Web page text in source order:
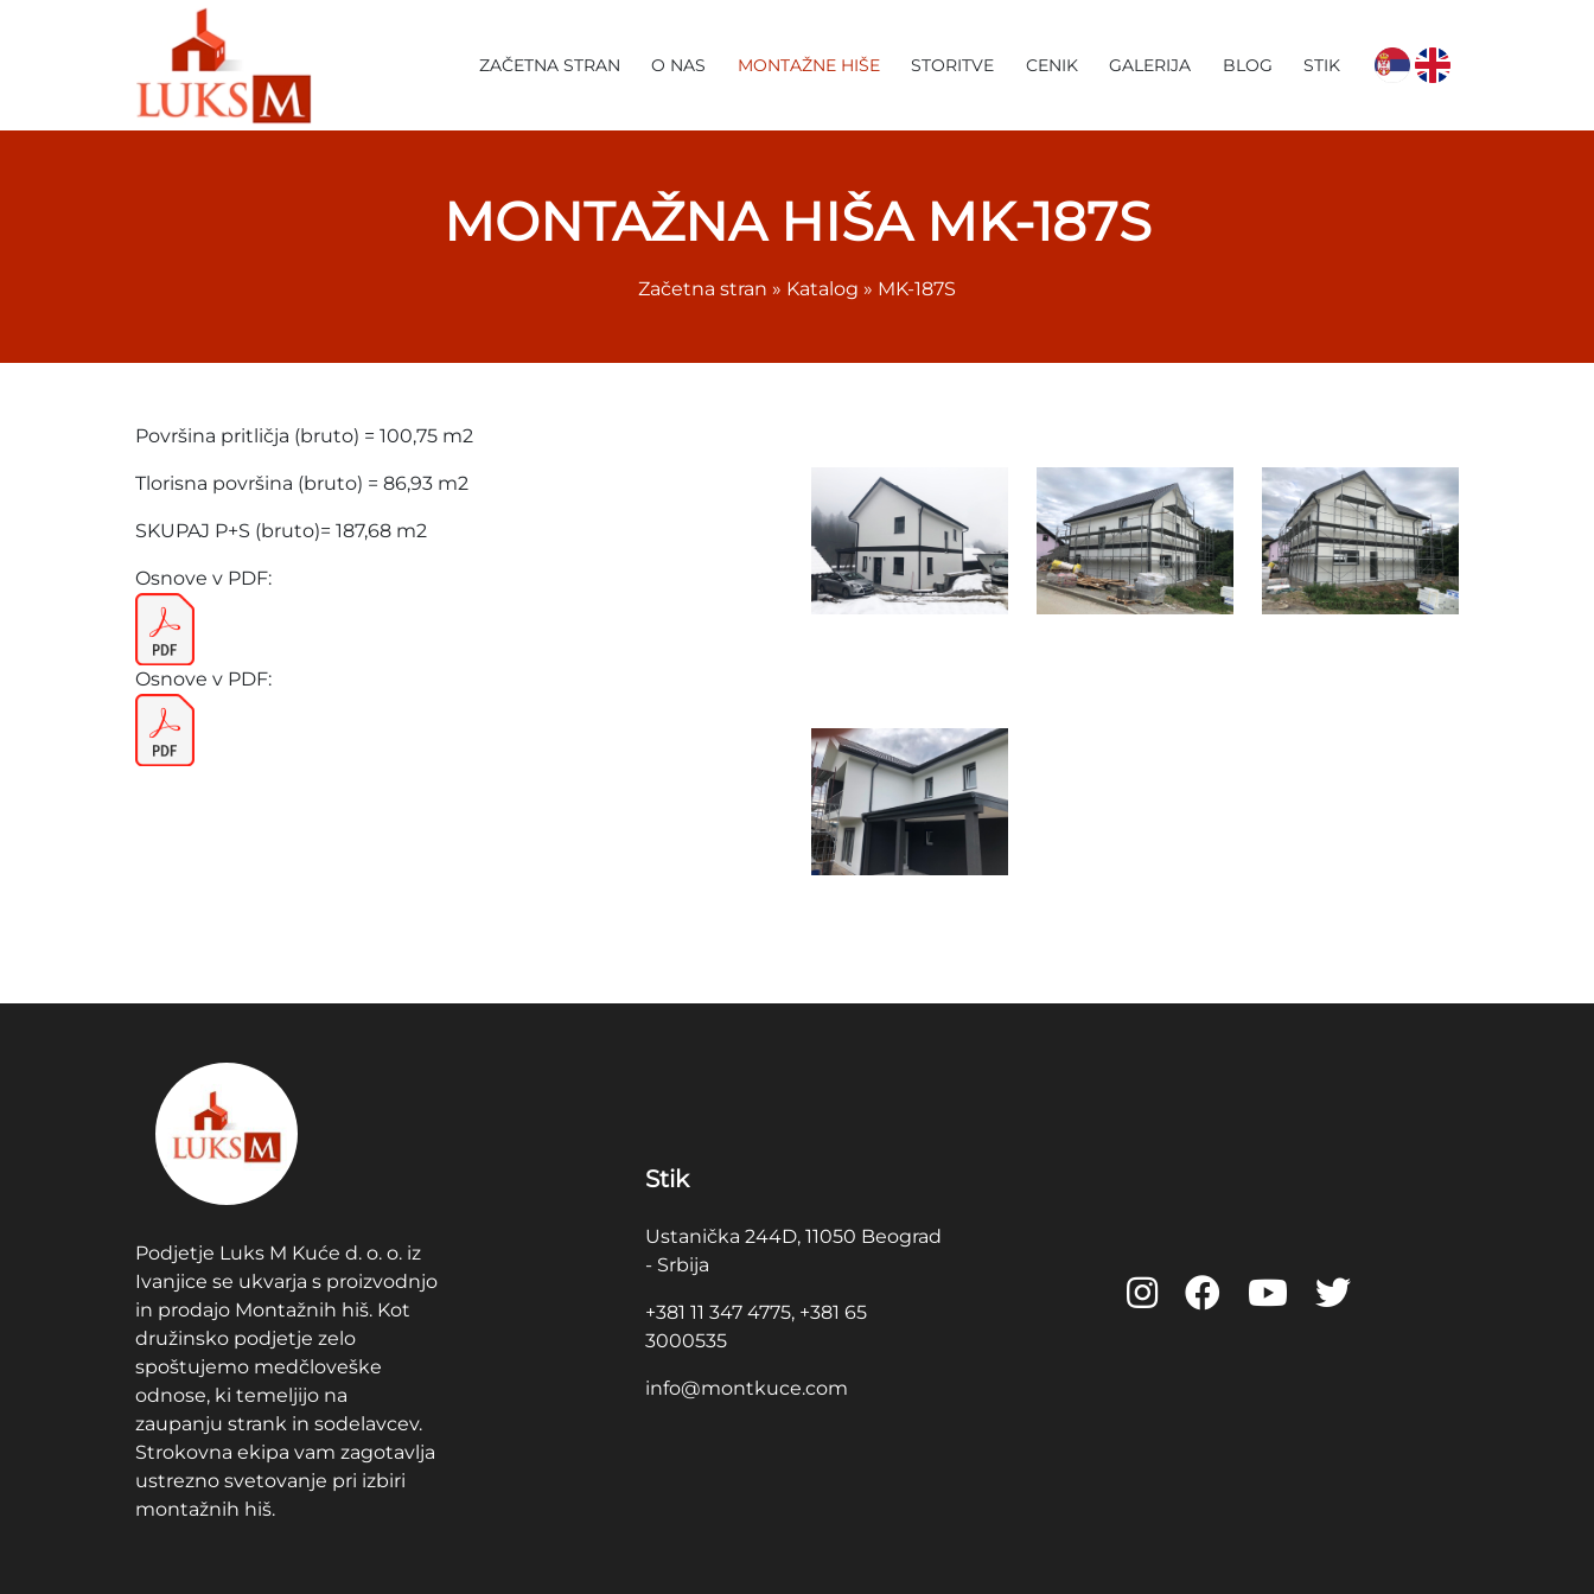
ZAČETNA STRAN O NAS MONTAŽNE HIŠE STORITVE CENIK GALERIJA BLOG STIK
MONTAŽNA HIŠA MK-187S
Začetna stran » Katalog » MK-187S
Površina pritličja (bruto) = 100,75 m2
Tlorisna površina (bruto) = 86,93 m2
SKUPAJ P+S (bruto)= 187,68 m2
Osnove v PDF:
Osnove v PDF:
Podjetje Luks M Kuće d. o. o. iz
Ivanjice se ukvarja s proizvodnjo
in prodajo Montažnih hiš. Kot
družinsko podjetje zelo
spoštujemo medčloveške
odnose, ki temeljijo na
zaupanju strank in sodelavcev.
Strokovna ekipa vam zagotavlja
ustrezno svetovanje pri izbiri
montažnih hiš.
Stik
Ustanička 244D, 11050 Beograd
- Srbija
+381 11 347 4775, +381 65
3000535
info@montkuce.com